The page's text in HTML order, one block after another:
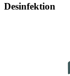
Desinfektion